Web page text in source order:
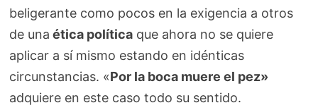
beligerante como pocos en la exigencia a otros
de una ética política que ahora no se quiere
aplicar a sí mismo estando en idénticas
circunstancias. «Por la boca muere el pez»
adquiere en este caso todo su sentido.